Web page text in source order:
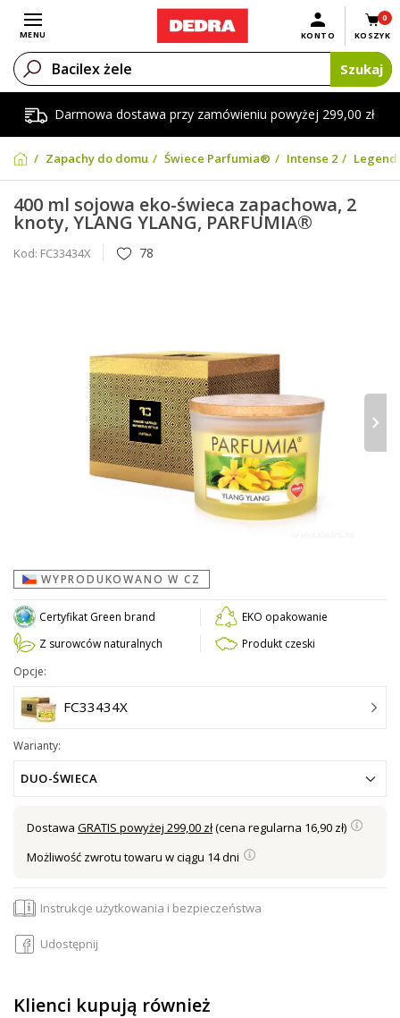
Darmowa dostawa przy zamówieniu powyżej 299,00 zł
Otwórz menu
MENU
0
KOSZYK
KONTO
Szukaj
Zapachy do domu Świece Parfumia® Intense 2
400 ml sojowa eko-świeca zapachowa, 2
knoty, YLANG YLANG, PARFUMIA®
Kod: FC33434X 78
›
WYPRODUKOWANO W CZ
Certyfikat Green brand
EKO opakowanie
Z surowców naturalnych
Produkt czeski
Opcje:
FC33434X
Warianty:
DUO-ŚWIECA
Dostawa GRATIS powyżej 299,00 zł(cena regularna 16,90 zł)
Możliwość zwrotu towaru w ciągu 14 dni
Instrukcje użytkowania i bezpieczeństwa
Udostępnij
Klienci kupują również